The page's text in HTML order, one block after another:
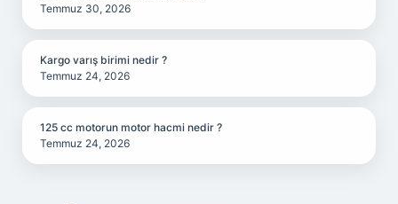
Temmuz 30, 2026
Kargo varış birimi nedir ?
Temmuz 24, 2026
125 cc motorun motor hacmi nedir ?
Temmuz 24, 2026